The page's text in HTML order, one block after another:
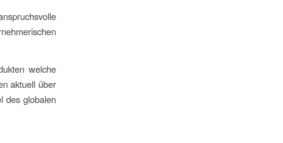
welche
aktuell über
des globalen